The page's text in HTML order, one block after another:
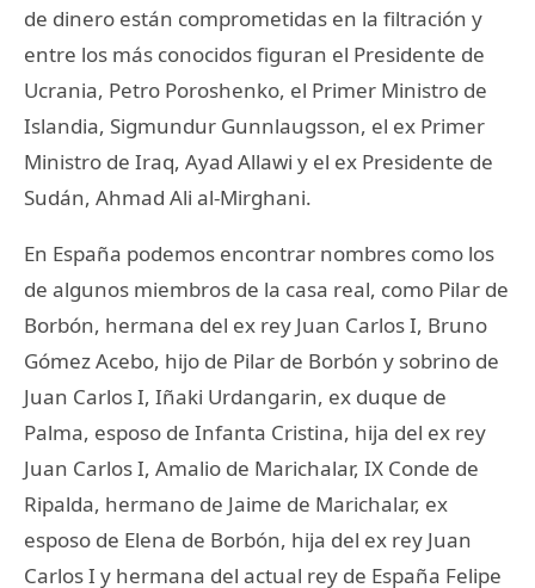
de dinero están comprometidas en la filtración y
entre los más conocidos figuran el Presidente de
Ucrania, Petro Poroshenko, el Primer Ministro de
Islandia, Sigmundur Gunnlaugsson, el ex Primer
Ministro de Iraq, Ayad Allawi y el ex Presidente de
Sudán, Ahmad Ali al-Mirghani.
En España podemos encontrar nombres como los
de algunos miembros de la casa real, como Pilar de
Borbón, hermana del ex rey Juan Carlos I, Bruno
Gómez Acebo, hijo de Pilar de Borbón y sobrino de
Juan Carlos I, Iñaki Urdangarin, ex duque de
Palma, esposo de Infanta Cristina, hija del ex rey
Juan Carlos I, Amalio de Marichalar, IX Conde de
Ripalda, hermano de Jaime de Marichalar, ex
esposo de Elena de Borbón, hija del ex rey Juan
Carlos I y hermana del actual rey de España Felipe